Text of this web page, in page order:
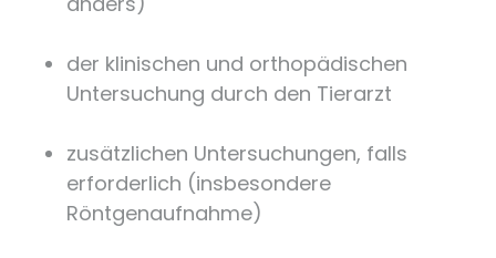
der klinischen und orthopädischen
Untersuchung durch den Tierarzt
zusätzlichen Untersuchungen, falls
erforderlich (insbesondere
Röntgenaufnahme)